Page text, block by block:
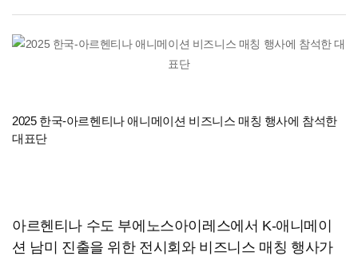
2025 한국-아르헨티나 애니메이션 비즈니스 매칭 행사에 참석한
대표단
아르헨티나 수도 부에노스아이레스에서 K-애니메이
션 남미 진출을 위한 전시회와 비즈니스 매칭 행사가